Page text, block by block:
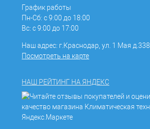
График работы
Пн-Сб: с 9:00 до 18:00
Вс: с 9:00 до 17:00
Наш адрес: г.Краснодар, ул. 1 Мая д.338
Посмотреть на карте
НАШ РЕЙТИНГ НА ЯНДЕКС